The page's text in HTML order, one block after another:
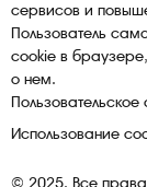
© 2025. Все
Пользовательское
Использование
сервисов и
Пользователь
сооkіе в
о нем.